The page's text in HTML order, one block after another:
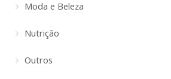
Moda e Beleza
Nutrição
Outros